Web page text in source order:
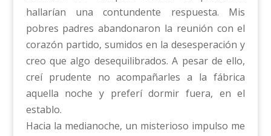
hallarían una contundente respuesta. Mis
pobres padres abandonaron la reunión con el
corazón partido, sumidos en la desesperación y
creo que algo desequilibrados. A pesar de ello,
creí prudente no acompañarles a la fábrica
aquella noche y preferí dormir fuera, en el
establo.
Hacia la medianoche, un misterioso impulso me